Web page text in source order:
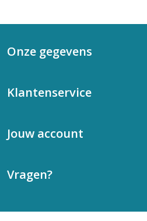
Onze gegevens
Klantenservice
Jouw account
Vragen?